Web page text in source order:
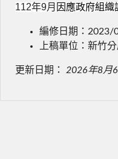
112年9月 因應政府組
編修日期：2023/
上稿單位：新竹
更新日期： 2026年8月